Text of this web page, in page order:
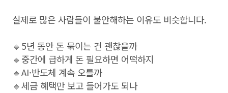
실제로 많은 사람들이 불안해하는 이유도 비슷합니다.
🔹5년 동안 돈 묶이는 건 괜찮을까
🔹중간에 급하게 돈 필요하면 어떡하지
🔹AI·반도체 계속 오를까
🔹세금 혜택만 보고 들어가도 되나